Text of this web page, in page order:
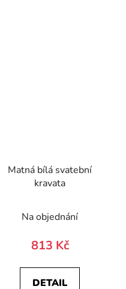
Matná bílá svatební
kravata
Na objednání
813 Kč
DETAIL